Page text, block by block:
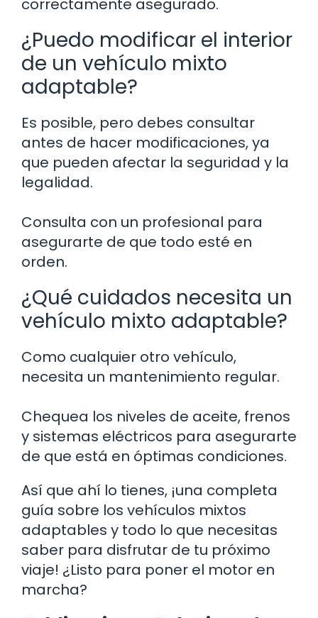
correctamente asegurado.
¿Puedo modificar el interior
de un vehículo mixto
adaptable?
Es posible, pero debes consultar
antes de hacer modificaciones, ya
que pueden afectar la seguridad y la
legalidad.
Consulta con un profesional para
asegurarte de que todo esté en
orden.
¿Qué cuidados necesita un
vehículo mixto adaptable?
Como cualquier otro vehículo,
necesita un mantenimiento regular.
Chequea los niveles de aceite, frenos
y sistemas eléctricos para asegurarte
de que está en óptimas condiciones.
Así que ahí lo tienes, ¡una completa
guía sobre los vehículos mixtos
adaptables y todo lo que necesitas
saber para disfrutar de tu próximo
viaje! ¿Listo para poner el motor en
marcha?